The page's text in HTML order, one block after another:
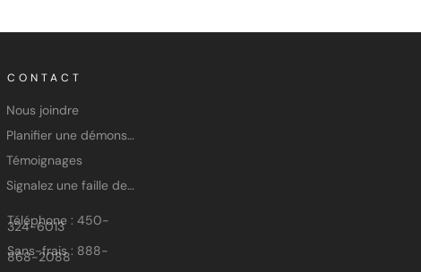
CONTACT
Nous joindre
Planifier une démonstration
Témoignages
Signalez une faille de sécurité
Téléphone : 450-
324-6013
Sans-frais : 888-
868-2088